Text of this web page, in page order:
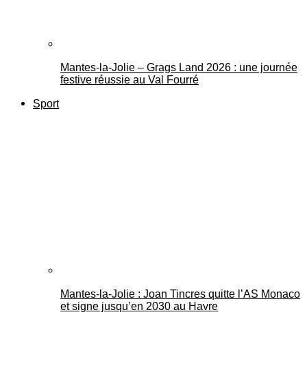
Mantes-la-Jolie – Grags Land 2026 : une journée
festive réussie au Val Fourré
Sport
Mantes-la-Jolie : Joan Tincres quitte l’AS Monaco
et signe jusqu’en 2030 au Havre